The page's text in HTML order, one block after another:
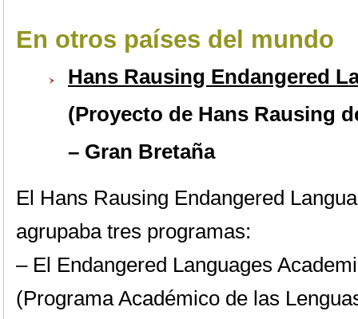
En otros países del mundo
Hans Rausing Endangered
(Proyecto de Hans Rausing
– Gran Bretaña
El Hans Rausing Endangered
agrupaba tres programas:
– El Endangered Languages
(Programa Académico de las